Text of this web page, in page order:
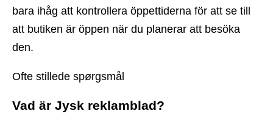
bara ihåg att kontrollera öppettiderna för att se till
att butiken är öppen när du planerar att besöka
den.
Ofte stillede spørgsmål
Vad är Jysk reklamblad?